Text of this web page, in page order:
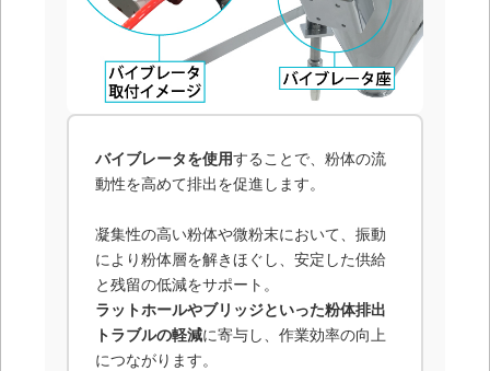
バイブレータを使用することで、粉体の流
動性を高めて排出を促進します。
凝集性の高い粉体や微粉末において、振動
により粉体層を解きほぐし、安定した供給
と残留の低減をサポート。
ラットホールやブリッジといった粉体排出
トラブルの軽減に寄与し、作業効率の向上
につながります。